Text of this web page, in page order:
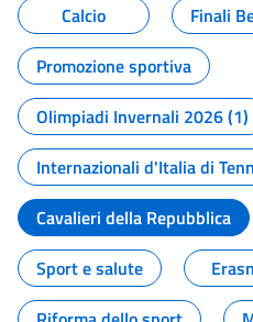
Calcio
Finali
Promozione sportiva
Olimpiadi Invernali 2026 (1)
Internazionali d'Italia di
Cavalieri della Repubblica
Sport e salute